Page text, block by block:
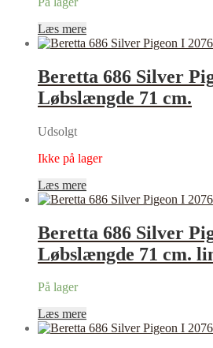
Læs mere
Beretta 686 Silver
Løbslængde 71 cm.
Udsolgt
Ikke på lager
Læs mere
Beretta 686 Silver
Løbslængde 71 cm.
På lager
Læs mere